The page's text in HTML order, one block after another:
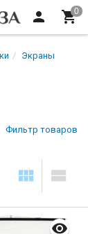
Экраны
Фильтр товаров